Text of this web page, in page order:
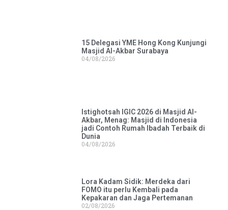
15 Delegasi YME Hong Kong Kunjungi
Masjid Al-Akbar Surabaya
04/08/2026
Istighotsah IGIC 2026 di Masjid Al-
Akbar, Menag: Masjid di Indonesia
jadi Contoh Rumah Ibadah Terbaik di
Dunia
04/08/2026
Lora Kadam Sidik: Merdeka dari
FOMO itu perlu Kembali pada
Kepakaran dan Jaga Pertemanan
02/08/2026